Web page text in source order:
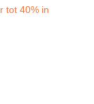
tot 40% in